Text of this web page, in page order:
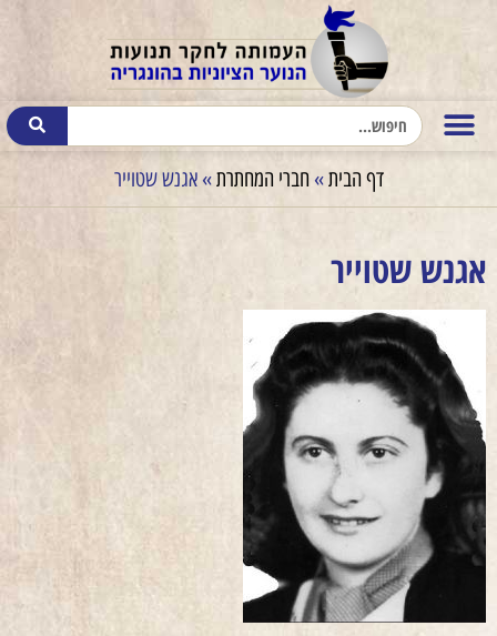
דף הבית» חברי המחתרת»אגנש שטוייר
אגנש שטוייר